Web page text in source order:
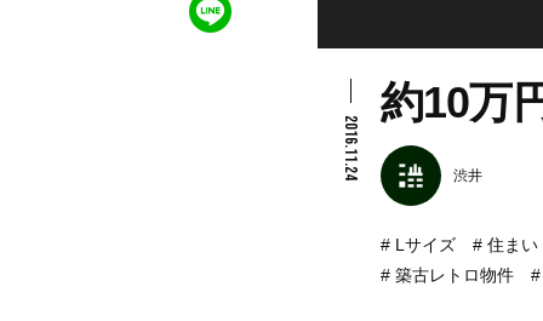
2016.11.24
約10万
渋井
Lサイズ
住まい
築古レトロ物件